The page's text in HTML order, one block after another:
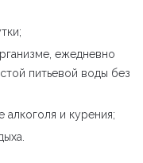
ежедневно
питьевой воды без
алкоголя и курения;